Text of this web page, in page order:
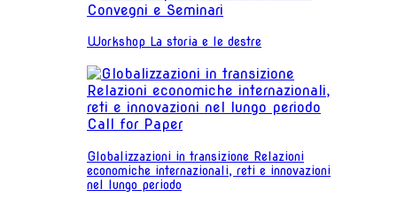
Convegni e Seminari
Workshop La storia e le destre
Call for Paper
Globalizzazioni in transizione Relazioni
economiche internazionali, reti e innovazioni
nel lungo periodo